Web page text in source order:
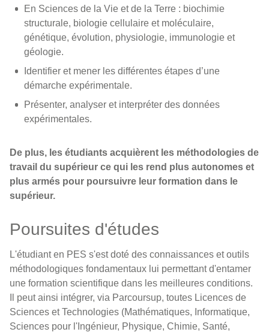
En Sciences de la Vie et de la Terre : biochimie
structurale, biologie cellulaire et moléculaire,
génétique, évolution, physiologie, immunologie et
géologie.
Identifier et mener les différentes étapes d’une
démarche expérimentale.
Présenter, analyser et interpréter des données
expérimentales.
De plus, les étudiants acquièrent les méthodologies de
travail du supérieur ce qui les rend plus autonomes et
plus armés pour poursuivre leur formation dans le
supérieur.
Poursuites d'études
L'étudiant en PES s'est doté des connaissances et outils
méthodologiques fondamentaux lui permettant d'entamer
une formation scientifique dans les meilleures conditions.
Il peut ainsi intégrer, via Parcoursup, toutes Licences de
Sciences et Technologies (Mathématiques, Informatique,
Sciences pour l'Ingénieur, Physique, Chimie, Santé,